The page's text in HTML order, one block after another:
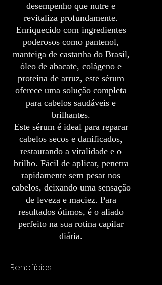
desempenho que nutre e
revitaliza profundamente.
Enriquecido com ingredientes
poderosos como pantenol,
manteiga de castanha do Brasil,
óleo de abacate, colágeno e
proteína de arruz, este sérum
oferece uma solução completa
para cabelos saudáveis e
brilhantes.
Este sérum é ideal para reparar
cabelos secos e danificados,
restaurando a vitalidade e o
brilho. Fácil de aplicar, penetra
rapidamente sem pesar nos
cabelos, deixando uma sensação
de leveza e maciez. Para
resultados ótimos, é o aliado
perfeito na sua rotina capilar
diária.
Benefícios